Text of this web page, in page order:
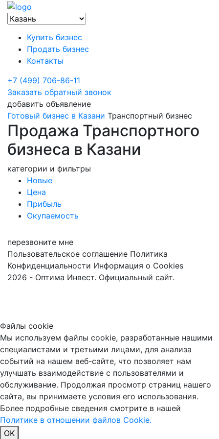
Купить бизнес
Продать бизнес
Контакты
+7 (499) 706-86-11
Заказать обратный звонок
добавить объявление
Готовый бизнес в Казани Транспортный бизнес
Продажа Транспортного
бизнеса в Казани
категории и фильтры
Новые
Цена
Прибыль
Окупаемость
перезвоните мне
Пользовательское соглашение Политика
Конфиденциальности Информация о Cookies
2026 - Оптима Инвест. Официальный сайт.
Файлы cookie
Мы используем файлы cookie, разработанные нашими
специалистами и третьими лицами, для анализа
событий на нашем веб-сайте, что позволяет нам
улучшать взаимодействие с пользователями и
обслуживание. Продолжая просмотр страниц нашего
сайта, вы принимаете условия его использования.
Более подробные сведения смотрите в нашей
Политике в отношении файлов Cookie.
OK